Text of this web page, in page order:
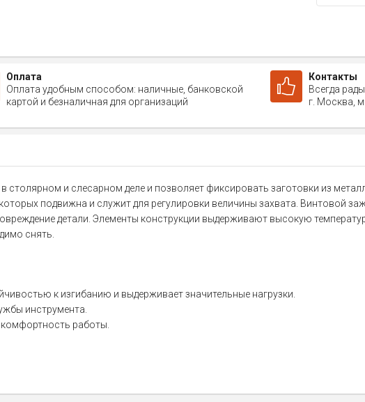
Оплата
Оплата удобным способом: наличные, банковской
картой и безналичная для организаций
Контакты
Всегда
г. Москва,
столярном и слесарном деле и позволяет фиксировать заготовки из
подвижна и служит для регулировки величины захвата. Винтовой
детали. Элементы конструкции выдерживают высокую
снять.
к изгибанию и выдерживает значительные нагрузки.
инструмента.
комфортность работы.